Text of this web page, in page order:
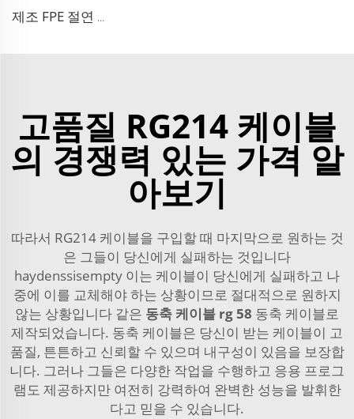
제조 FPE 절연 9D-FB 순동 케이블 50 오름 저손실 RF 코액셜 케이블 안테나 시스템용
고품질 RG214 케이블
의 경쟁력 있는 가격 알
아보기
따라서 RG214 케이블을 구입할 때 마지막으로 원하는 것
은 그들이 당신에게 실패하는 것입니다
haydenssisempty 이는 케이블이 당신에게 실패하고 나
중에 이를 교체해야 하는 상황이므로 절대적으로 원하지
않는 상황입니다 같은 동축 케이블 rg 58 동축 케이블로
제작되었습니다. 동축 케이블은 당신이 받는 케이블이 고
품질, 튼튼하고 신뢰할 수 있으며 내구성이 있음을 보장합
니다. 그러나 그들은 다양한 작업을 수행하고 응용 프로그
램도 제공하지만 여전히 강력하여 완벽한 성능을 발휘한
다고 믿을 수 있습니다.